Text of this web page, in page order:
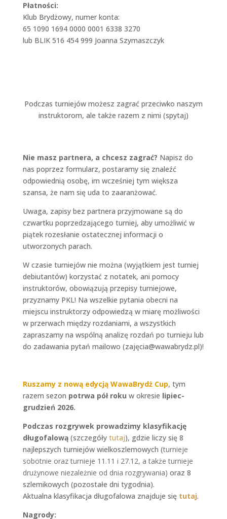
Płatności:
Klub Brydżowy, numer konta:
65 1090 1694 0000 0001 6338 3270
lub BLIK 516 454 999 Joanna Szymaszczyk
Podczas turniejów możesz zagrać przeciwko naszym
instruktorom, ale także razem z nimi (spytaj)
Nie masz partnera, a chcesz zagrać? Napisz do
nas poprzez formularz, postaramy się znaleźć
odpowiednią osobę, im wcześniej tym większa
szansa, że nam się uda to zaaranżować.
Uwaga, zapisy bez partnera przyjmowane są do
czwartku poprzedzającego turniej, aby umożliwić w
piątek rozesłanie ostatecznej informacji o
utworzonych parach.
W czasie turniejów nie można (wyjątkiem jest turniej
debiutantów) korzystać z notatek, ani pomocy
instruktorów, obowiązują przepisy turniejowe,
przyznamy PKL! Na wszelkie pytania obecni na
miejscu instruktorzy odpowiedzą w miarę możliwości
w przerwach między rozdaniami, a wszystkich
zapraszamy na wspólną analizę rozdań po turnieju lub
do zadawania pytań mailowo (zajęcia@wawabrydz.pl)!
Ruszamy z nową edycjąWawaBrydż Cup, tym
razem sezon potrwa pół roku w okresie lipiec-
grudzień 2026.
Podczas rozgrywek prowadzimy klasyfikację
długofalową(szczegóły tutaj), gdzie liczy się 8
najlepszych turniejów wielkoszlemowych (turnieje
sobotnie oraz turnieje 11.11 i 27.12, a także turnieje
drużynowe niezależnie od dnia rozgrywania) oraz 8
szlemikowych (pozostałe dni tygodnia).
Aktualna klasyfikacja długofalowa znajduje się tutaj.
Nagrody: